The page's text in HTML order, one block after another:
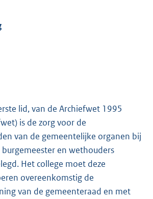
lid, van de Archiefwet 1995
is de zorg voor de
van de gemeentelijke organen bij
en wethouders
Het college moet deze
overeenkomstig de
van de gemeenteraad en met